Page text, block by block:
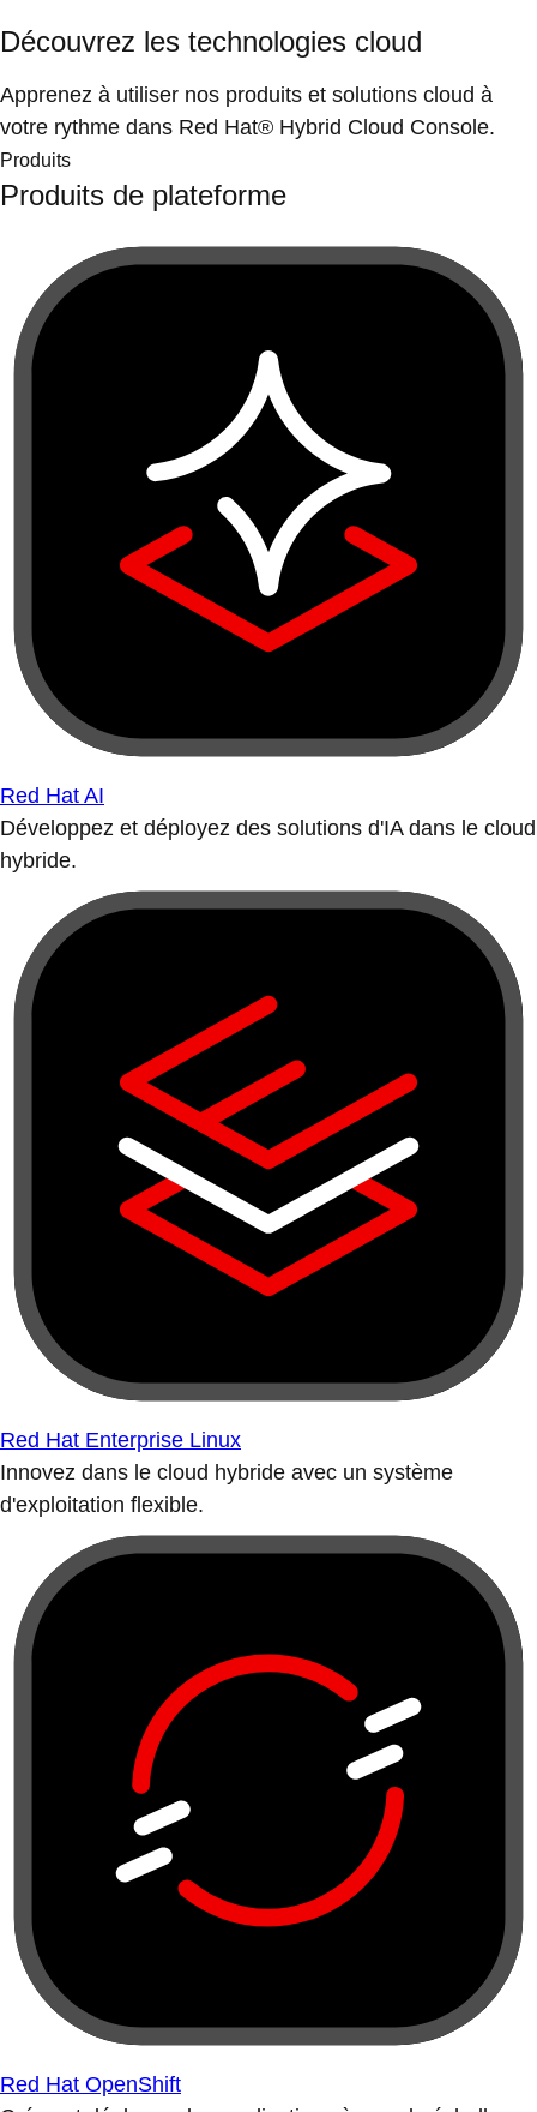
Découvrez les technologies cloud
Apprenez à utiliser nos produits et solutions cloud à
votre rythme dans Red Hat® Hybrid Cloud Console.
Produits
Produits de plateforme
Red Hat AI
Développez et déployez des solutions d'IA dans le cloud
hybride.
Red Hat Enterprise Linux
Innovez dans le cloud hybride avec un système
d'exploitation flexible.
Red Hat OpenShift